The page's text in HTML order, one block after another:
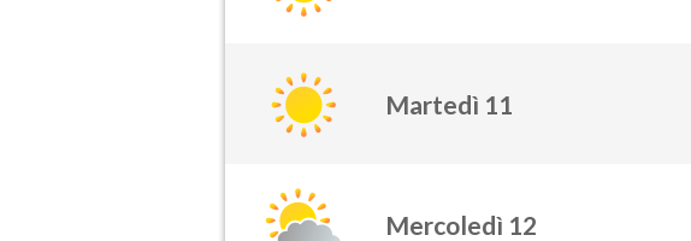
Martedì 11
Mercoledì 12